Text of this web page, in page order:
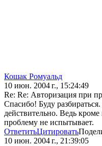
Кошак Ромуальд
10 июн. 2004 г., 15:24:49
Re: Re: Авторизация при
Спасибо! Буду
действительно. Ведь
проблему не испытывает.
ОтветитьЦитировать
10 июн. 2004 г., 21:39:05